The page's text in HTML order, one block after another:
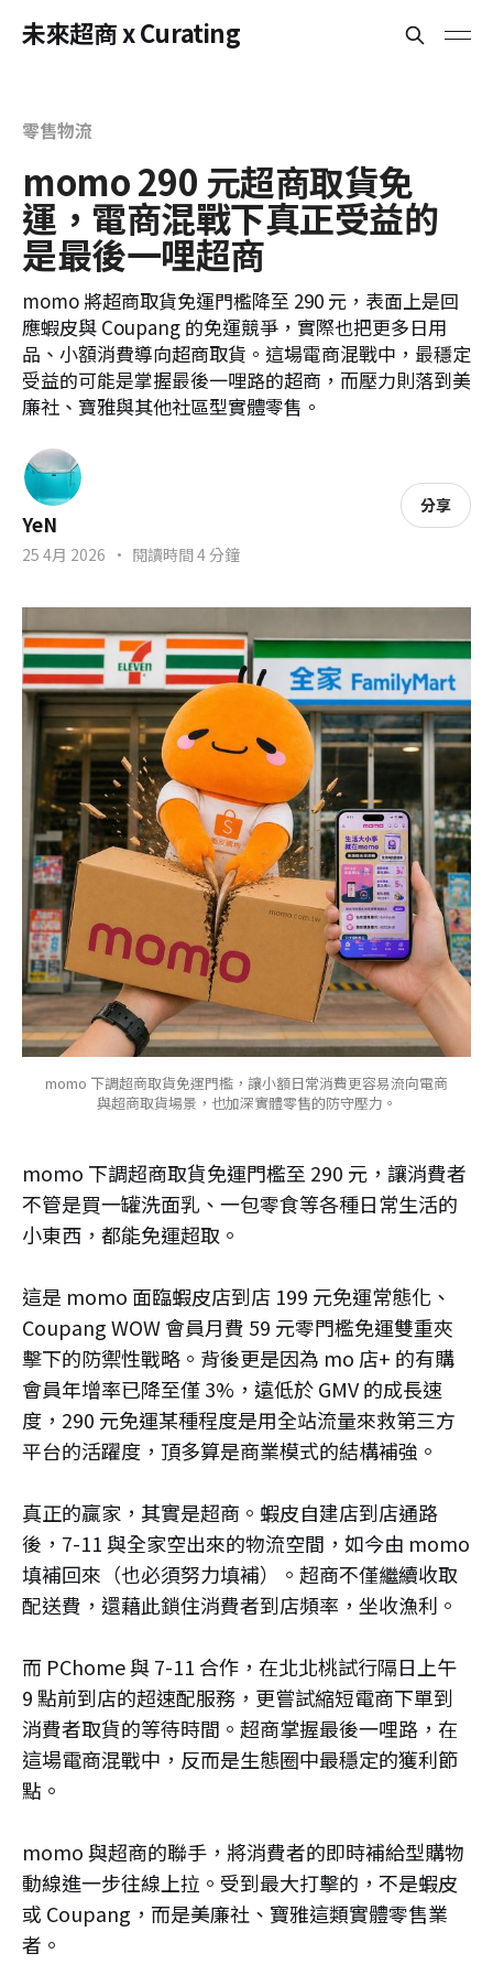
未來超商 x Curating
零售物流
momo 290 元超商取貨免
運，電商混戰下真正受益的
是最後一哩超商
momo 將超商取貨免運門檻降至 290 元，表面上是回
應蝦皮與 Coupang 的免運競爭，實際也把更多日用
品、小額消費導向超商取貨。這場電商混戰中，最穩定
受益的可能是掌握最後一哩路的超商，而壓力則落到美
廉社、寶雅與其他社區型實體零售。
YeN
25 4月 2026 • 閱讀時間 4 分鐘
分享
momo 下調超商取貨免運門檻，讓小額日常消費更容易流向電商
與超商取貨場景，也加深實體零售的防守壓力。
momo 下調超商取貨免運門檻至 290 元，讓消費者
不管是買一罐洗面乳、一包零食等各種日常生活的
小東西，都能免運超取。
這是 momo 面臨蝦皮店到店 199 元免運常態化、
Coupang WOW 會員月費 59 元零門檻免運雙重夾
擊下的防禦性戰略。背後更是因為 mo 店+ 的有購
會員年增率已降至僅 3%，遠低於 GMV 的成長速
度，290 元免運某種程度是用全站流量來救第三方
平台的活躍度，頂多算是商業模式的結構補強。
真正的贏家，其實是超商。蝦皮自建店到店通路
後，7-11 與全家空出來的物流空間，如今由 momo
填補回來（也必須努力填補）。超商不僅繼續收取
配送費，還藉此鎖住消費者到店頻率，坐收漁利。
而 PChome 與 7-11 合作，在北北桃試行隔日上午
9 點前到店的超速配服務，更嘗試縮短電商下單到
消費者取貨的等待時間。超商掌握最後一哩路，在
這場電商混戰中，反而是生態圈中最穩定的獲利節
點。
momo 與超商的聯手，將消費者的即時補給型購物
動線進一步往線上拉。受到最大打擊的，不是蝦皮
或 Coupang，而是美廉社、寶雅這類實體零售業
者。